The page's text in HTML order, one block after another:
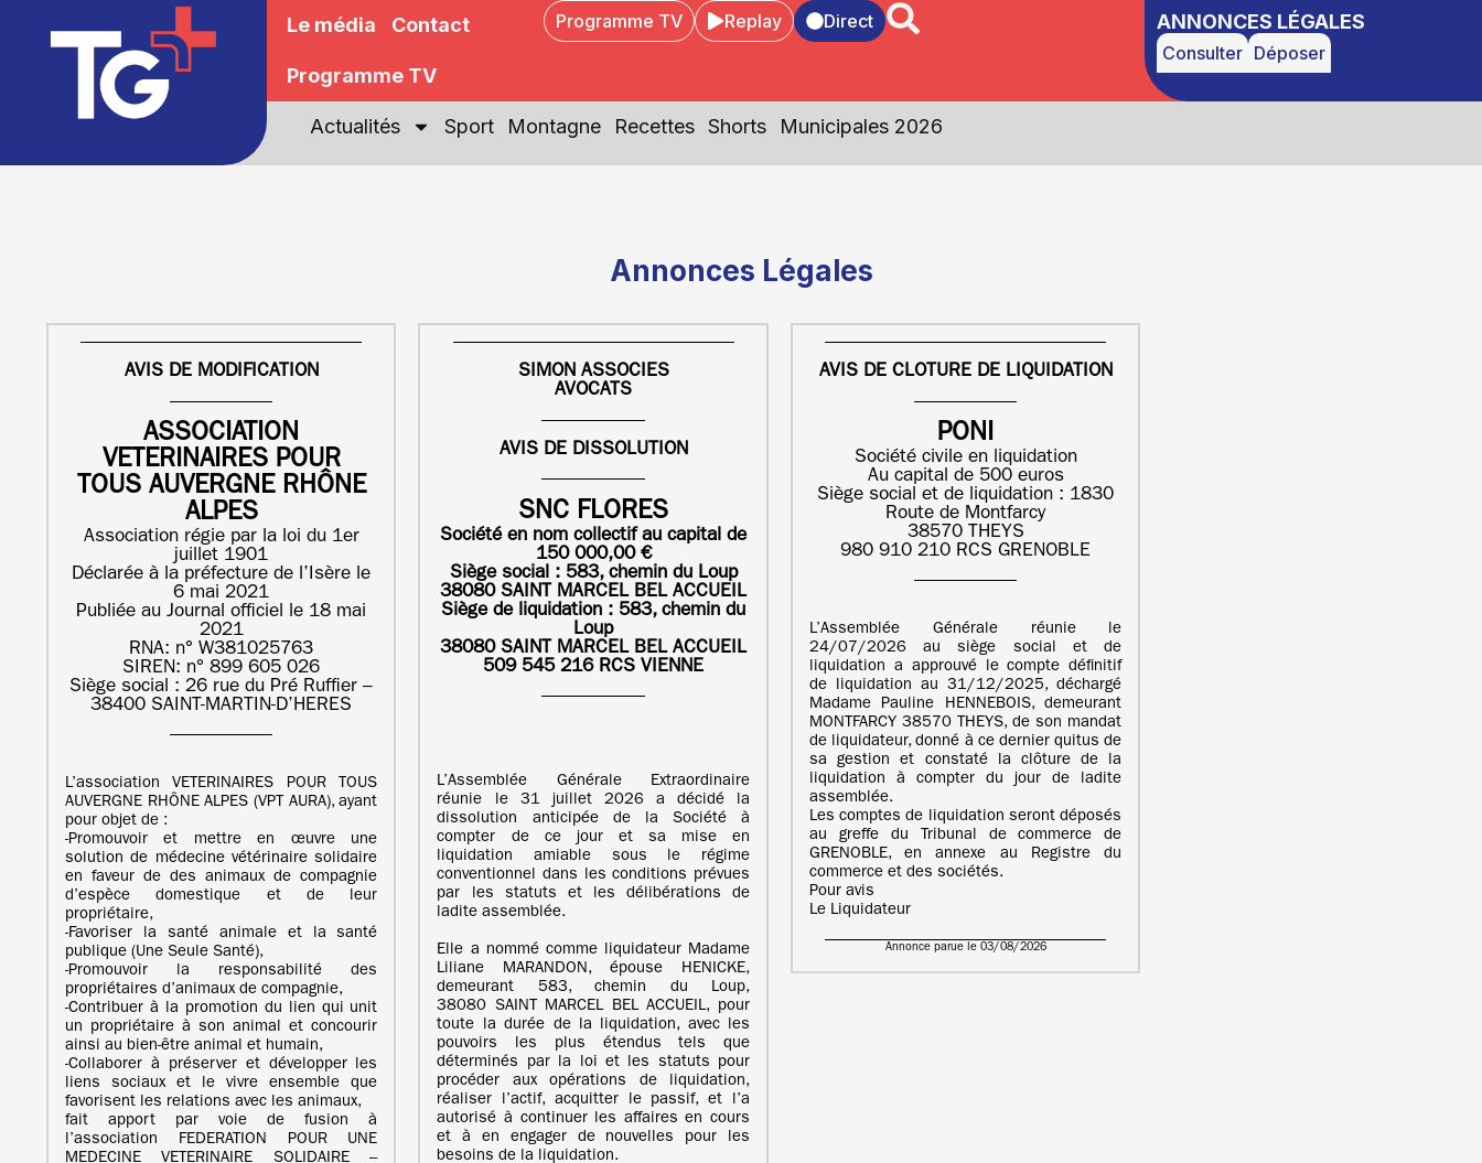
Le média Contact
Programme TV
Programme TV Replay Direct ANNONCES LÉGALES
Consulter Déposer
Actualités Sport Montagne Recettes Shorts Municipales 2026
Annonces Légales
AVIS DE MODIFICATION
ASSOCIATION
VETERINAIRES POUR
TOUS AUVERGNE RHÔNE
ALPES
Association régie par la loi du 1er
juillet 1901
Déclarée à la préfecture de l’Isère le
6 mai 2021
Publiée au Journal officiel le 18 mai
2021
RNA: n° W381025763
SIREN: n° 899 605 026
Siège social : 26 rue du Pré Ruffier –
38400 SAINT-MARTIN-D’HERES
L’association VETERINAIRES POUR TOUS
AUVERGNE RHÔNE ALPES (VPT AURA), ayant
pour objet de :
‐Promouvoir et mettre en œuvre une
solution de médecine vétérinaire solidaire
en faveur de des animaux de compagnie
d’espèce domestique et de leur
propriétaire,
‐Favoriser la santé animale et la santé
publique (Une Seule Santé),
‐Promouvoir la responsabilité des
propriétaires d’animaux de compagnie,
‐Contribuer à la promotion du lien qui unit
un propriétaire à son animal et concourir
ainsi au bien-être animal et humain,
‐Collaborer à préserver et développer les
liens sociaux et le vivre ensemble que
favorisent les relations avec les animaux,
fait apport par voie de fusion à
l’association FEDERATION POUR UNE
MEDECINE VETERINAIRE SOLIDAIRE –
SIMON ASSOCIES
AVOCATS
AVIS DE DISSOLUTION
SNC FLORES
Société en nom collectif au capital de
150 000,00 €
Siège social : 583, chemin du Loup
38080 SAINT MARCEL BEL ACCUEIL
Siège de liquidation : 583, chemin du
Loup
38080 SAINT MARCEL BEL ACCUEIL
509 545 216 RCS VIENNE
L’Assemblée Générale Extraordinaire
réunie le 31 juillet 2026 a décidé la
dissolution anticipée de la Société à
compter de ce jour et sa mise en
liquidation amiable sous le régime
conventionnel dans les conditions prévues
par les statuts et les délibérations de
ladite assemblée.
Elle a nommé comme liquidateur Madame
Liliane MARANDON, épouse HENICKE,
demeurant 583, chemin du Loup,
38080 SAINT MARCEL BEL ACCUEIL, pour
toute la durée de la liquidation, avec les
pouvoirs les plus étendus tels que
déterminés par la loi et les statuts pour
procéder aux opérations de liquidation,
réaliser l’actif, acquitter le passif, et l’a
autorisé à continuer les affaires en cours
et à en engager de nouvelles pour les
besoins de la liquidation.
AVIS DE CLOTURE DE LIQUIDATION
PONI
Société civile en liquidation
Au capital de 500 euros
Siège social et de liquidation : 1830
Route de Montfarcy
38570 THEYS
980 910 210 RCS GRENOBLE
L’Assemblée Générale réunie le
24/07/2026 au siège social et de
liquidation a approuvé le compte définitif
de liquidation au 31/12/2025, déchargé
Madame Pauline HENNEBOIS, demeurant
MONTFARCY 38570 THEYS, de son mandat
de liquidateur, donné à ce dernier quitus de
sa gestion et constaté la clôture de la
liquidation à compter du jour de ladite
assemblée.
Les comptes de liquidation seront déposés
au greffe du Tribunal de commerce de
GRENOBLE, en annexe au Registre du
commerce et des sociétés.
Pour avis
Le Liquidateur
Annonce parue le 03/08/2026